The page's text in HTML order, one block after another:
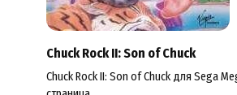
Chuck Rock II: Son of Chuck
Chuck Rock II: Son of Chuck для Sega